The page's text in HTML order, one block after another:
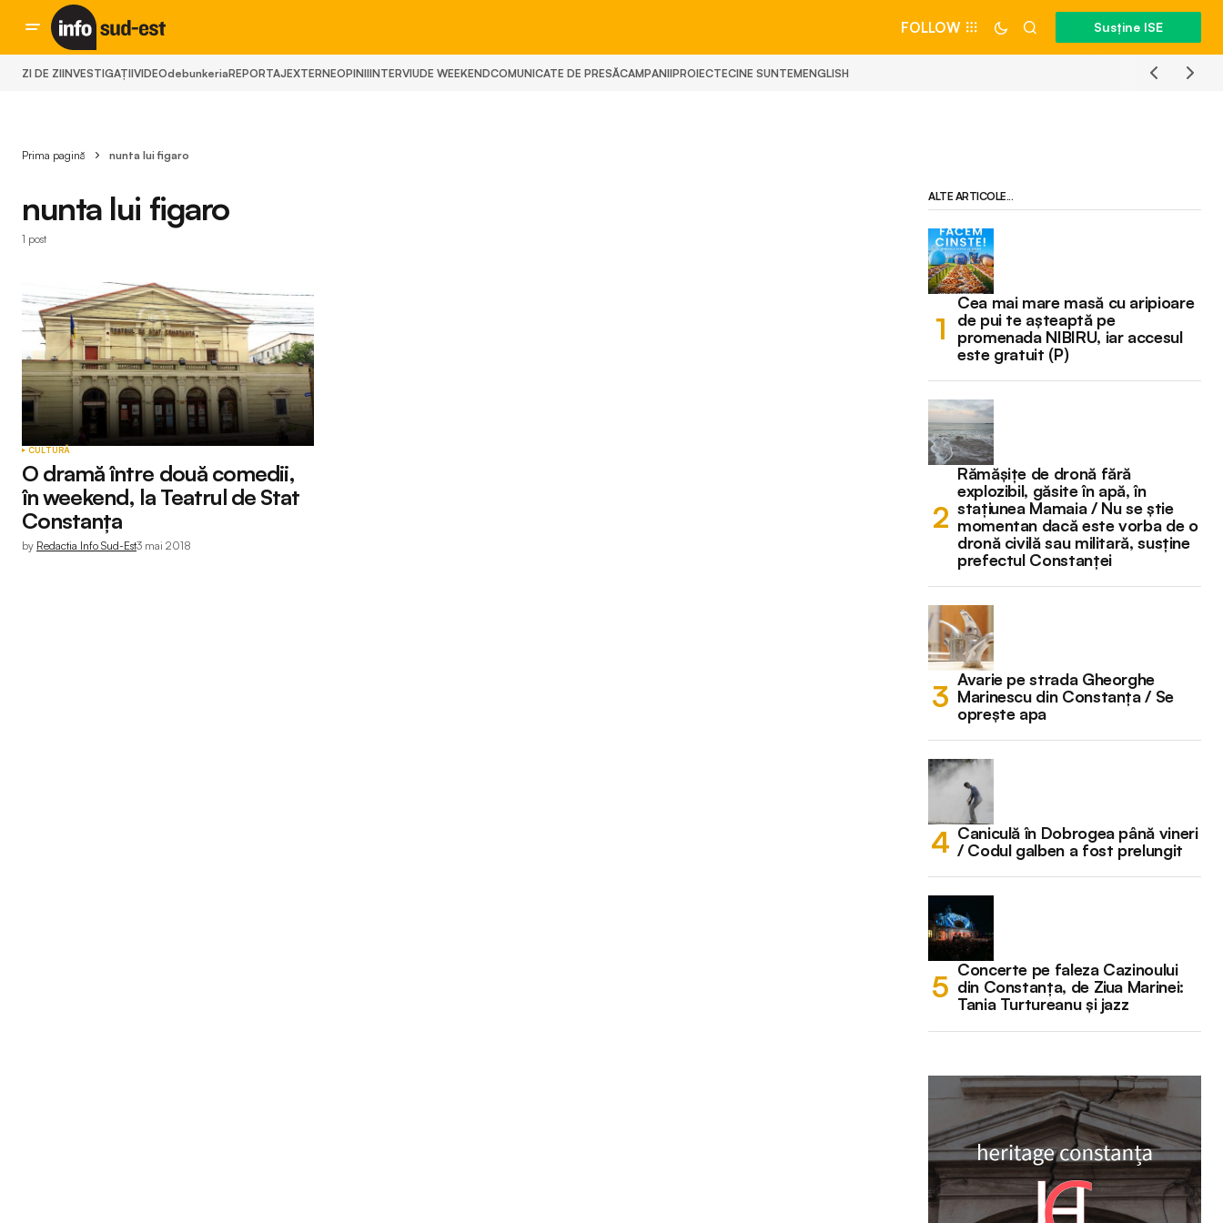
FOLLOW Susține ISE
ZI DE ZIINVESTIGAȚIIVIDEOdebunkeriaREPORTAJEXTERNEOPINIIINTERVIUDE WEEKENDCOMUNICATE DE PRESĂCAMPANIIPROIECTECINE SUNTEMENGLISH
Prima pagină nunta lui figaro
nunta lui figaro
1 post
CULTURĂ
O dramă între două comedii,
în weekend, la Teatrul de Stat
Constanţa
by Redactia Info Sud-Est3 mai 2018
ALTE ARTICOLE...
Cea mai mare masă cu aripioare
de pui te așteaptă pe
promenada NIBIRU, iar accesul
este gratuit (P)
Rămășițe de dronă fără
explozibil, găsite în apă, în
stațiunea Mamaia / Nu se știe
momentan dacă este vorba de o
dronă civilă sau militară, susține
prefectul Constanței
Avarie pe strada Gheorghe
Marinescu din Constanța / Se
oprește apa
Caniculă în Dobrogea până vineri
/ Codul galben a fost prelungit
Concerte pe faleza Cazinoului
din Constanța, de Ziua Marinei:
Tania Turtureanu și jazz